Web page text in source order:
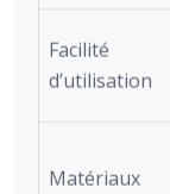
Facilité
d’utilisation
Matériaux